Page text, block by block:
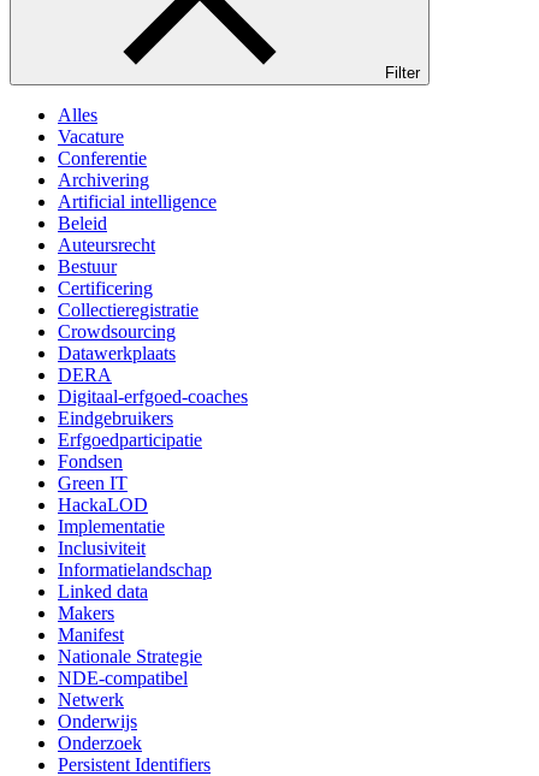
Filter
Alles
Vacature
Conferentie
Archivering
Artificial intelligence
Beleid
Auteursrecht
Bestuur
Certificering
Collectieregistratie
Crowdsourcing
Datawerkplaats
DERA
Digitaal-erfgoed-coaches
Eindgebruikers
Erfgoedparticipatie
Fondsen
Green IT
HackaLOD
Implementatie
Inclusiviteit
Informatielandschap
Linked data
Makers
Manifest
Nationale Strategie
NDE-compatibel
Netwerk
Onderwijs
Onderzoek
Persistent Identifiers